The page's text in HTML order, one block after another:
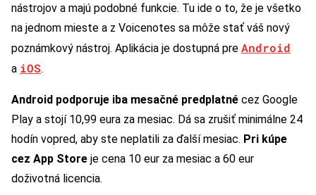
nástrojov a majú podobné funkcie. Tu ide o to, že je všetko
na jednom mieste a z Voicenotes sa môže stať váš nový
poznámkový nástroj. Aplikácia je dostupná pre Android
a iOS.
Android podporuje iba mesačné predplatné cez Google
Play a stojí 10,99 eura za mesiac. Dá sa zrušiť minimálne 24
hodín vopred, aby ste neplatili za ďalší mesiac. Pri kúpe
cez App Store je cena 10 eur za mesiac a 60 eur
doživotná licencia.